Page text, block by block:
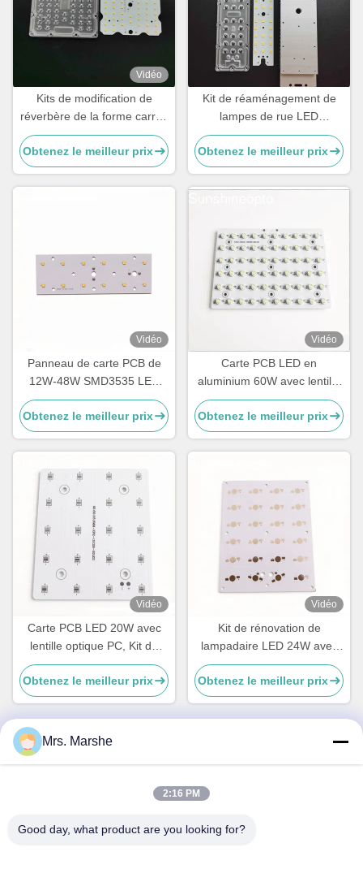
Vidéo
Kits de modification de
réverbère de la forme carrée
3030 LED avec 150 lm/W
pour l'éclairage du tunnel
50W
Obtenez le meilleur prix
Kit de réaménagement de
lampes de rue LED
rectangulaires, modules LED
pour lampes de rue SKD
Obtenez le meilleur prix
Vidéo
Panneau de carte PCB de
12W-48W SMD3535 LED
avec la lentille d'angle de
faisceau de 143×70° pour
l'éclairage public
Obtenez le meilleur prix
Vidéo
Carte PCB LED en
aluminium 60W avec lentille
optique PC, kit de rénovation
de lampe de route LED
Obtenez le meilleur prix
Vidéo
Carte PCB LED 20W avec
lentille optique PC, Kit de
rénovation de lampe de
route LED, Solution
d'éclairage public OEM LED
Obtenez le meilleur prix
Vidéo
Kit de rénovation de
lampadaire LED 24W avec
lentille optique PC, angle de
faisceau de 75 × 135 ° pour
le remplacement de la lampe
HPS
Obtenez le meilleur prix
Room7E, bloquent A, bâtiment de Binfen Shiji, route de
Mrs. Marshe
2:16 PM
Good day, what product are you looking for?